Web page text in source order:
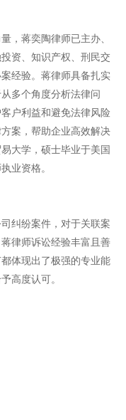
，蒋奕陶律师已主办、
资、知识产权、刑民交
经验。蒋律师具备扎实
多个角度分析法律问
户利益和避免法律风险
案，帮助企业高效解决
大学，硕士毕业于美国
业资格。
纠纷案件，对于关联案
律师诉讼经验丰富且善
体现出了极强的专业能
高度认可。